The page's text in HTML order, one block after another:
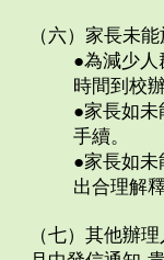
（六）家長未
●為減少
時間到校
●家長如
手續。
●家長如
出合理解
（七）其他辦